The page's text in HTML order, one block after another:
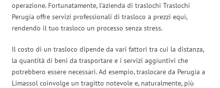
operazione. Fortunatamente, l’azienda di traslochi Traslochi
Perugia offre servizi professionali di trasloco a prezzi equi,
rendendo il tuo trasloco un processo senza stress.
Il costo di un trasloco dipende da vari fattori tra cui la distanza,
la quantità di beni da trasportare e i servizi aggiuntivi che
potrebbero essere necessari. Ad esempio, traslocare da Perugia a
Limassol coinvolge un tragitto notevole e, naturalmente, più